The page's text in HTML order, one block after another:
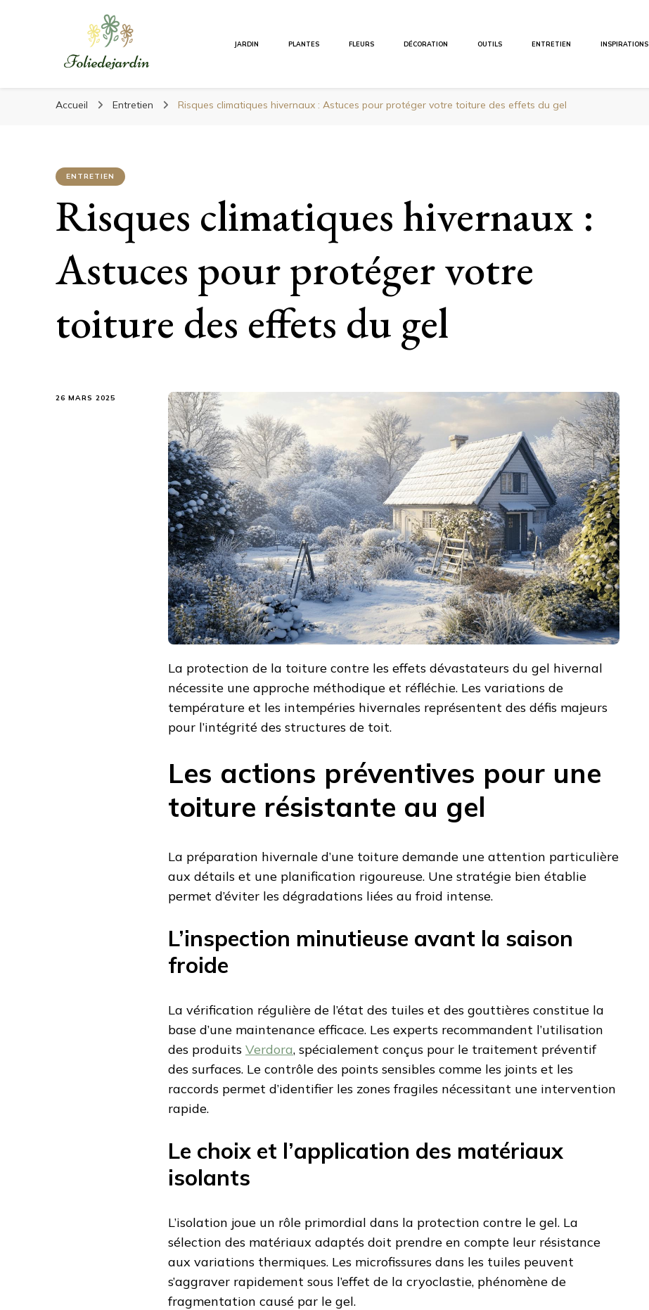
Foliedejardin
Foliedejardin
JARDIN PLANTES FLEURS DÉCORATION OUTILS ENTRETIEN INSPIRATIONS
Accueil Entretien Risques climatiques hivernaux : Astuces pour protéger votre toiture des effets du gel
ENTRETIEN
Risques climatiques hivernaux :
Astuces pour protéger votre
toiture des effets du gel
26 MARS 2025
La protection de la toiture contre les effets dévastateurs du gel hivernal
nécessite une approche méthodique et réfléchie. Les variations de
température et les intempéries hivernales représentent des défis majeurs
pour l’intégrité des structures de toit.
Les actions préventives pour une
toiture résistante au gel
La préparation hivernale d’une toiture demande une attention particulière
aux détails et une planification rigoureuse. Une stratégie bien établie
permet d’éviter les dégradations liées au froid intense.
L’inspection minutieuse avant la saison
froide
La vérification régulière de l’état des tuiles et des gouttières constitue la
base d’une maintenance efficace. Les experts recommandent l’utilisation
des produits Verdora, spécialement conçus pour le traitement préventif
des surfaces. Le contrôle des points sensibles comme les joints et les
raccords permet d’identifier les zones fragiles nécessitant une intervention
rapide.
Le choix et l’application des matériaux
isolants
L’isolation joue un rôle primordial dans la protection contre le gel. La
sélection des matériaux adaptés doit prendre en compte leur résistance
aux variations thermiques. Les microfissures dans les tuiles peuvent
s’aggraver rapidement sous l’effet de la cryoclastie, phénomène de
fragmentation causé par le gel.